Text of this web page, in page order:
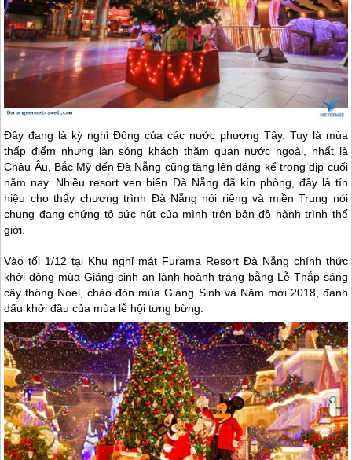
Đây đang là kỳ nghỉ Đông của các nước phương Tây. Tuy là mùa
thấp điểm nhưng làn sóng khách thăm quan nước ngoài, nhất là
Châu Âu, Bắc Mỹ đến Đà Nẵng cũng tăng lên đáng kể trong dịp cuối
năm nay. Nhiều resort ven biển Đà Nẵng đã kín phòng, đây là tín
hiệu cho thấy chương trình Đà Nẵng nói riêng và miền Trung nói
chung đang chứng tỏ sức hút của mình trên bản đồ hành trình thế
giới.
Vào tối 1/12 tại Khu nghỉ mát Furama Resort Đà Nẵng chính thức
khởi động mùa Giáng sinh an lành hoành tráng bằng Lễ Thắp sáng
cây thông Noel, chào đón mùa Giáng Sinh và Năm mới 2018, đánh
dấu khởi đầu của mùa lễ hội tưng bừng.